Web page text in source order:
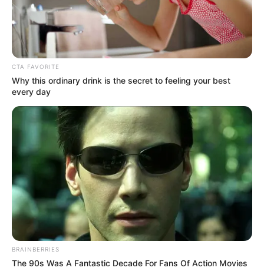
0
fans love
VOTE
Tanggal Lahir:
15 Januari1993
Tempat Lahir:
Umur:
33 Tahun Bintang OnlyFans,Model,
Pengusaha
,TikToker
Twitch Steamer
Natalia Garibotto adalah seorang model, pengusaha, selebgram,
TikToker, bintang OnlyFans dan Twitch steamer yang berasal dari
Sao Paulo, Brasil.
CTA FAVORITE
Why this ordinary drink is the secret to feeling your best
every day
BRAINBERRIES
The 90s Was A Fantastic Decade For Fans Of Action Movies